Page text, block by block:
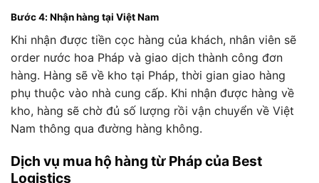
Bước 4: Nhận hàng tại Việt Nam
Khi nhận được tiền cọc hàng của khách, nhân viên sẽ
order nước hoa Pháp và giao dịch thành công đơn
hàng. Hàng sẽ về kho tại Pháp, thời gian giao hàng
phụ thuộc vào nhà cung cấp. Khi nhận được hàng về
kho, hàng sẽ chờ đủ số lượng rồi vận chuyển về Việt
Nam thông qua đường hàng không.
Dịch vụ mua hộ hàng từ Pháp của Best
Logistics